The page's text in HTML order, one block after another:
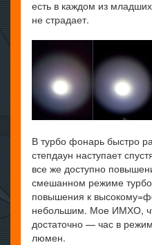
есть в каждом из
не страдает.
В турбо фонарь быстро
степдаун наступает
все же доступно
смешанном режиме
повышения к
небольшим. Мое ИМХО,
достаточно — час в
люмен.